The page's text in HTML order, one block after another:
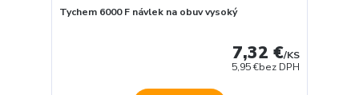
Tychem 6000 F návlek na obuv vysoký
7,32 €/KS
5,95 €bez DPH